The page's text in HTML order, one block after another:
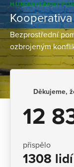
HUMANITÁRNÍ
Bezprostřední
ozbrojeným
Děkujeme,
12
přispělo
1308 lidí